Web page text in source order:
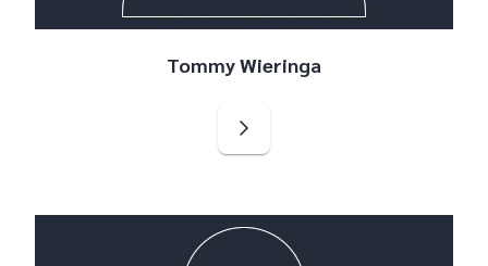
Tommy Wieringa